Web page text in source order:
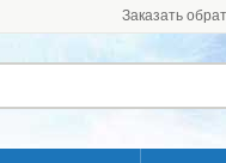
Заказать